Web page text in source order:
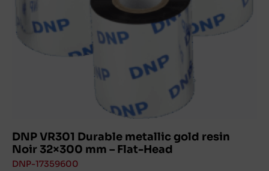
DNP VR301 Durable metallic gold resin
Noir 32×300 mm – Flat-Head
DNP-17359600